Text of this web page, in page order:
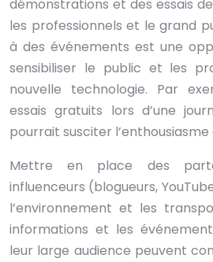
démonstrations et des essais
les professionnels et le grand
à des événements est une
sensibiliser le public et les
nouvelle technologie. Par
essais gratuits lors d’une
pourrait susciter l’enthousiasme
Mettre en place des
influenceurs (blogueurs,
l’environnement et les
informations et les
leur large audience peuvent